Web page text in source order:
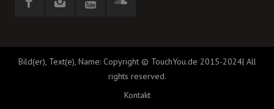
Bild(er), Text(e), Name: Copyright © TouchYou.de 2015-2024| All
rights reserved.
Kontakt